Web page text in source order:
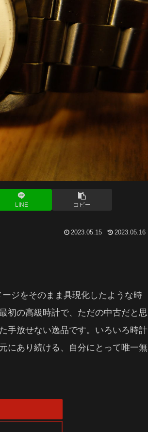
LINE コピー
2023.05.15 2023.05.16
ジをそのまま具現化したような時
初の高級時計で、ただの中古だと思
手放せない逸品です。いろいろ時計
にあり続ける、自分にとって唯一無